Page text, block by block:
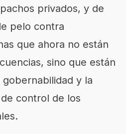
privados, y de
pelo contra
que ahora no están
sino que están
y la
control de los